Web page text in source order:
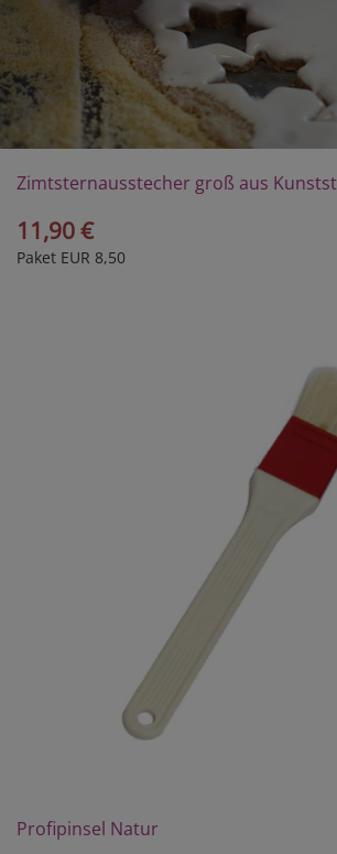
Zimtsternausstecher groß aus
11,90 €
Paket EUR 8,50
Profipinsel Natur